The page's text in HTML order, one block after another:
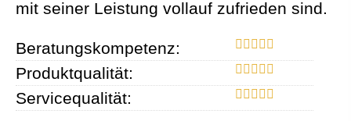
mit seiner Leistung vollauf zufrieden sind.
Beratungskompetenz:
Produktqualität:
Servicequalität: